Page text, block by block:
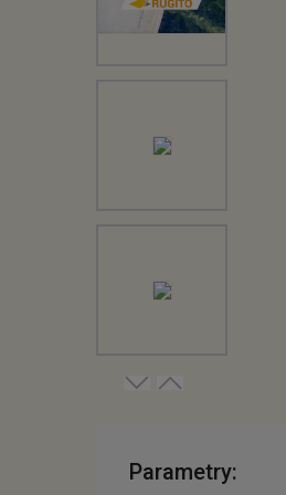
Parametry: